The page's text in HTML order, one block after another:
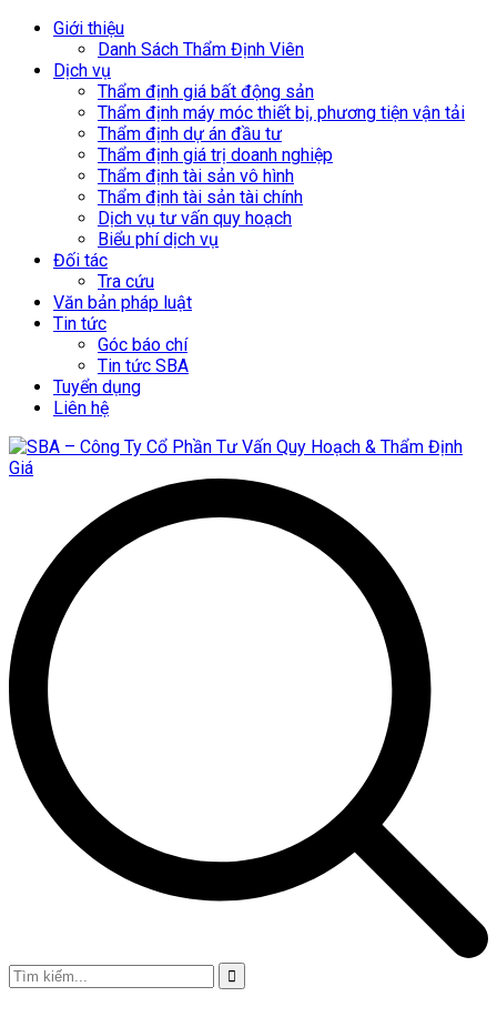
Giới thiệu
Danh Sách Thẩm Định Viên
Dịch vụ
Thẩm định giá bất động sản
Thẩm định máy móc thiết bị, phương tiện vận tải
Thẩm định dự án đầu tư
Thẩm định giá trị doanh nghiệp
Thẩm định tài sản vô hình
Thẩm định tài sản tài chính
Dịch vụ tư vấn quy hoạch
Biểu phí dịch vụ
Đối tác
Tra cứu
Văn bản pháp luật
Tin tức
Góc báo chí
Tin tức SBA
Tuyển dụng
Liên hệ